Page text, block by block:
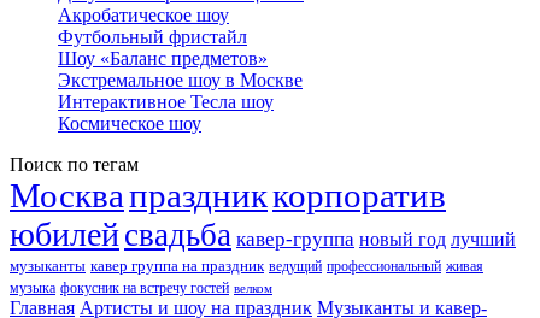
Акробатическое шоу
Футбольный фристайл
Шоу «Баланс предметов»
Экстремальное шоу в Москве
Интерактивное Тесла шоу
Космическое шоу
Поиск по тегам
Москвапраздниккорпоратив
юбилейсвадьба кавер-группа новый год лучший
музыканты кавер группа на праздник ведущий профессиональный живая
музыка фокусник на встречу гостей велком
Главная Артисты и шоу на праздник Музыканты и кавер-